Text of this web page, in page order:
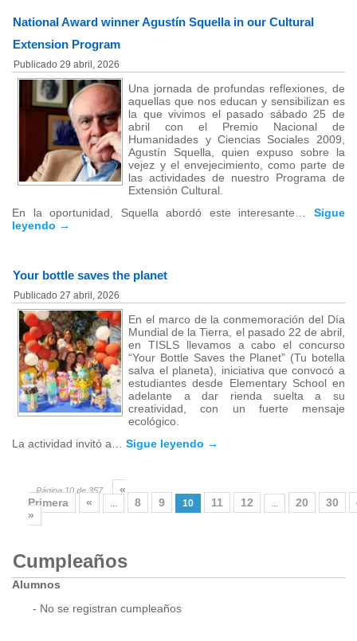
National Award winner Agustín Squella in our Cultural
Extension Program
Publicado 29 abril, 2026
Una jornada de profundas reflexiones, de
aquellas que nos educan y sensibilizan es
la que vivimos el pasado sábado 25 de
abril con el Premio Nacional de
Humanidades y Ciencias Sociales 2009,
Agustín Squella, quien expuso sobre la
vejez y el envejecimiento, como parte de
las actividades de nuestro Programa de
Extensión Cultural.
En la oportunidad, Squella abordó este interesante… Sigue
leyendo →
Your bottle saves the planet
Publicado 27 abril, 2026
En el marco de la conmemoración del Día
Mundial de la Tierra, el pasado 22 de abril,
en TISLS llevamos a cabo el concurso
“Your Bottle Saves the Planet” (Tu botella
salva el planeta), iniciativa que convocó a
estudiantes desde Elementary School en
adelante a dar rienda suelta a su
creatividad, con un fuerte mensaje
ecológico.
La actividad invitó a…Sigue leyendo →
Página 10 de 357
«
Primera
« ... 8 9 10 11 12 ... 20 30
»
Cumpleaños
Alumnos
- No se registran cumpleaños